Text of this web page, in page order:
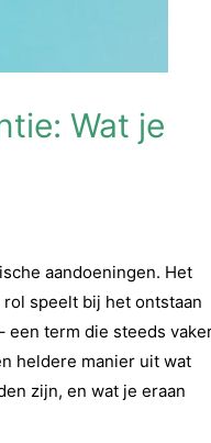
Wat je
aandoeningen. Het
speelt bij het ontstaan
een term die steeds
heldere manier uit wat
zijn, en wat je eraan